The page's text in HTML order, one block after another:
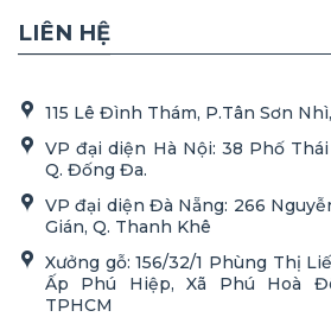
LIÊN HỆ
115 Lê Đình Thám, P.Tân Sơn
VP đại diện Hà Nội: 38 Phố
Q. Đống Đa.
VP đại diện Đà Nẵng: 266
Gián, Q. Thanh Khê
Xưởng gỗ: 156/32/1 Phùng Thị
Ấp Phú Hiệp, Xã Phú Hoà
TPHCM